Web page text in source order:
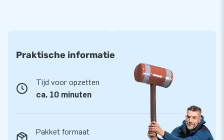
Praktische informatie
Tijd voor opzetten
ca. 10 minuten
Pakket formaat